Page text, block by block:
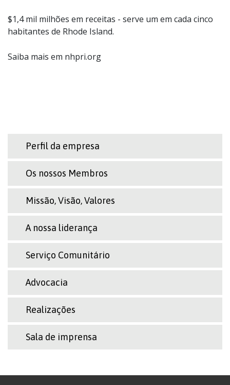
$1,4 mil milhões em receitas - serve um em cada cinco
habitantes de Rhode Island.
Saiba mais em nhpri.org
Perfil da empresa
Os nossos Membros
Missão, Visão, Valores
A nossa liderança
Serviço Comunitário
Advocacia
Realizações
Sala de imprensa